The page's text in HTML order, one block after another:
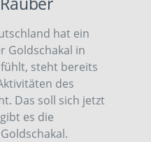
hat ein
Goldschakal in
steht bereits
des
Das soll sich jetzt
es die